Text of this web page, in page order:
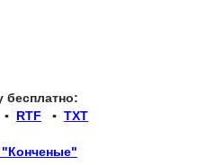
бесплатно:
▪ RTF ▪ TXT
"Конченые"